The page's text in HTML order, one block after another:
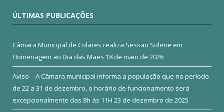
ÚLTIMAS PUBLICAÇÕES
Câmara Municipal de Colares realiza Sessão Solene em
Homenagem ao Dia das Mães 18 de maio de 2026
Aviso – A Câmara municipal informa a população que no período
de 22 a 31 de dezembro, o horário de funcionamento será
excepcionalmente das 8h às 11H 23 de dezembro de 2025